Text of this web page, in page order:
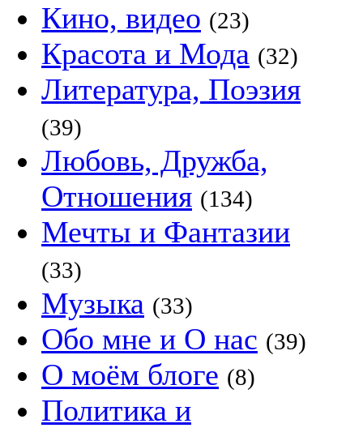
Кино, видео (23)
Красота и Мода (32)
Литература, Поэзия
(39)
Любовь, Дружба,
Отношения (134)
Мечты и Фантазии
(33)
Музыка (33)
Обо мне и О нас (39)
О моём блоге (8)
Политика и